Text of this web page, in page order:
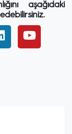
aşağıdaki